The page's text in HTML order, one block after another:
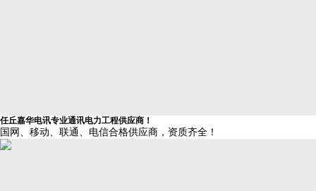
任丘嘉华电讯专业通讯电力工程供应商！
国网、移动、联通、电信合格供应商，资质齐全！